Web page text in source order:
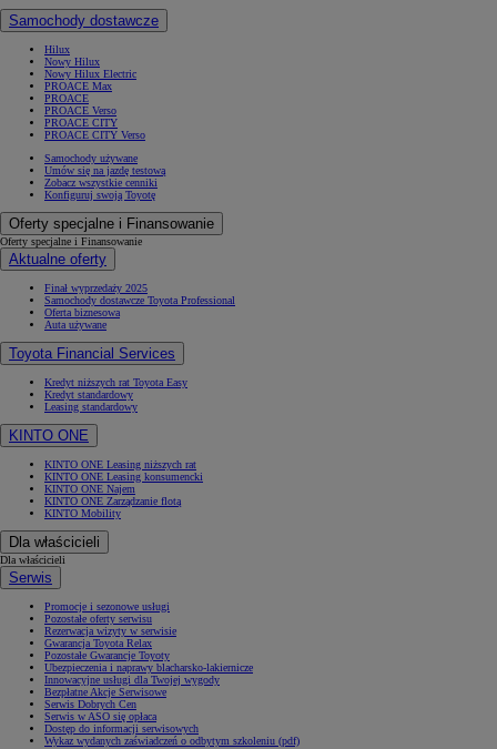
Samochody dostawcze
Hilux
Nowy Hilux
Nowy Hilux Electric
PROACE Max
PROACE
PROACE Verso
PROACE CITY
PROACE CITY Verso
Samochody używane
Umów się na jazdę testową
Zobacz wszystkie cenniki
Konfiguruj swoją Toyotę
Oferty specjalne i Finansowanie
Oferty specjalne i Finansowanie
Aktualne oferty
Finał wyprzedaży 2025
Samochody dostawcze Toyota Professional
Oferta biznesowa
Auta używane
Toyota Financial Services
Kredyt niższych rat Toyota Easy
Kredyt standardowy
Leasing standardowy
KINTO ONE
KINTO ONE Leasing niższych rat
KINTO ONE Leasing konsumencki
KINTO ONE Najem
KINTO ONE Zarządzanie flotą
KINTO Mobility
Dla właścicieli
Dla właścicieli
Serwis
Promocje i sezonowe usługi
Pozostałe oferty serwisu
Rezerwacja wizyty w serwisie
Gwarancja Toyota Relax
Pozostałe Gwarancje Toyoty
Ubezpieczenia i naprawy blacharsko-lakiernicze
Innowacyjne usługi dla Twojej wygody
Bezpłatne Akcje Serwisowe
Serwis Dobrych Cen
Serwis w ASO się opłaca
Dostęp do informacji serwisowych
Wykaz wydanych zaświadczeń o odbytym szkoleniu (pdf)